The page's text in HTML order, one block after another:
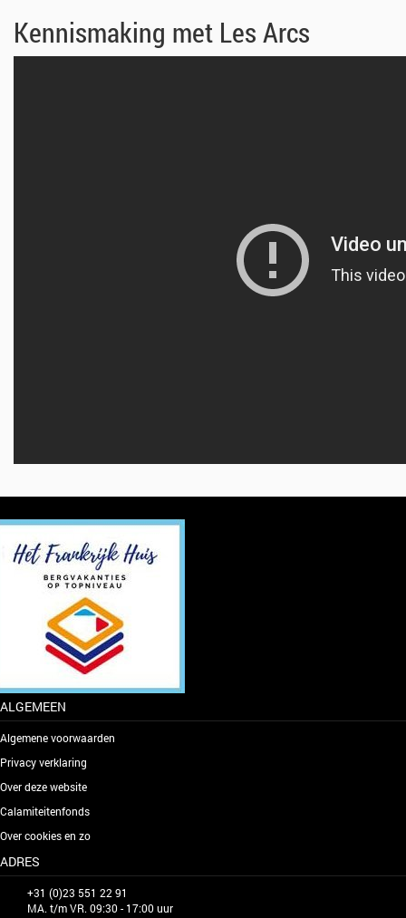
Kennismaking met Les Arcs
ALGEMEEN
Algemene voorwaarden
Privacy verklaring
Over deze website
Calamiteitenfonds
Over cookies en zo
ADRES
+31 (0)23 551 22 91
MA. t/m VR. 09:30 - 17:00 uur